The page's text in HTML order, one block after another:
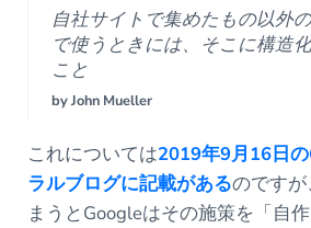
自社サイトで集めたもの以外
で使うときには、そこに構造
こと
by John Mueller
これについては2019年9月16日
ラルブログに記載があるのです
まうとGoogleはその施策を「自